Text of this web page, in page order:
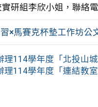
研組李欣小姐，聯絡
×馬賽克杯墊工作坊公
114學年度「北投山
114學年度「連結教